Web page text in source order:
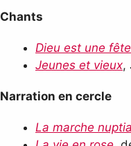
Chants
Dieu est une
Jeunes et vieux,
Narration en cercle
La marche